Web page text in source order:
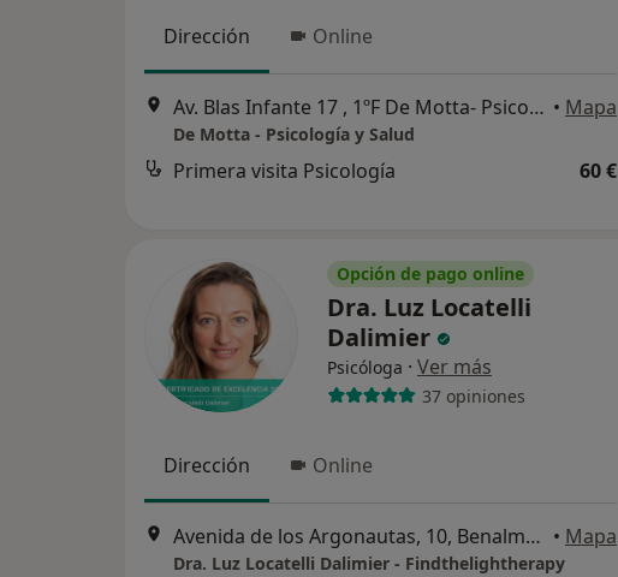
Dirección Online
Av. Blas Infante 17 , 1ºF De Motta- Psicologia y Salud, Arroyo de la Miel • Mapa
De Motta - Psicología y Salud
Primera visita Psicología 60 €
Opción de pago online
Dra. Luz Locatelli
Dalimier
Psicóloga · Ver más
37 opiniones
Dirección Online
Avenida de los Argonautas, 10, Benalmádena • Mapa
Dra. Luz Locatelli Dalimier - Findthelightherapy